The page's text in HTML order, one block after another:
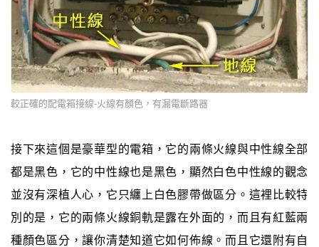
較正確的配電箱接線-火線有顏色，有漏電斷路器
接下來這個是豪華型的電箱，它的兩條火線與中性線全部
都是黑色，它的中性線也是黑色，顯然白色中性線的觀念
並沒有深植人心，它只纏上白色膠帶做區分。這裡比較特
別的是，它的兩條火線銅軌是露在外面的，而且有紅藍兩
種顏色區分，讓你清楚知道它如何佈線。而且它還附有自